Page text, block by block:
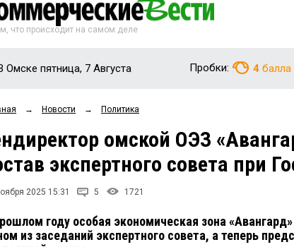
что происходит на самом деле
Омске пятница, 7 Августа Пробки: 4 балла
→ Новости → Политика
омской ОЭЗ
экспертного совета при
2025 15:31 5 1721
году особая экономическая зона
из заседаний экспертного совета, а теперь